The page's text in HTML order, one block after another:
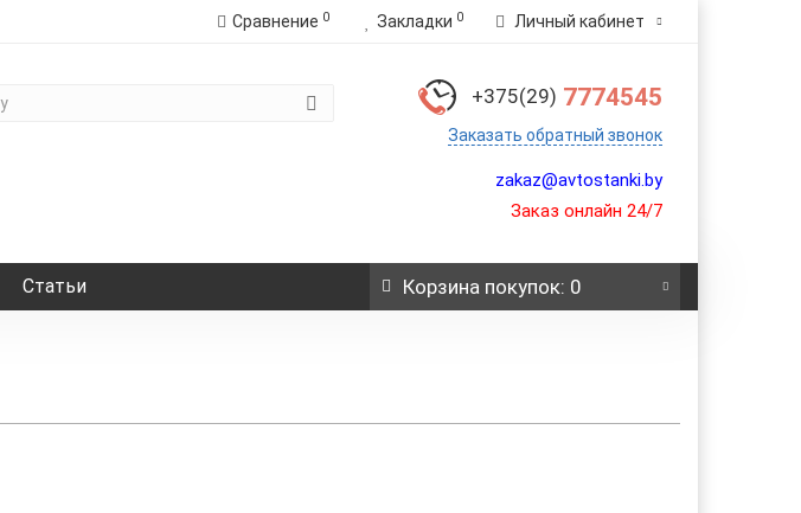
Сравнение 0 Закладки 0 Личный кабинет
+375(29) 7774545
Заказать обратный звонок
zakaz@avtostanki.by
Заказ онлайн 24/7
Статьи Корзинапокупок: 0